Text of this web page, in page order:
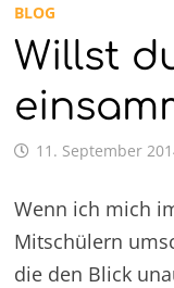
BLOG
Willst
11. September
Wenn ich mich
Mitschülern
die den Blick